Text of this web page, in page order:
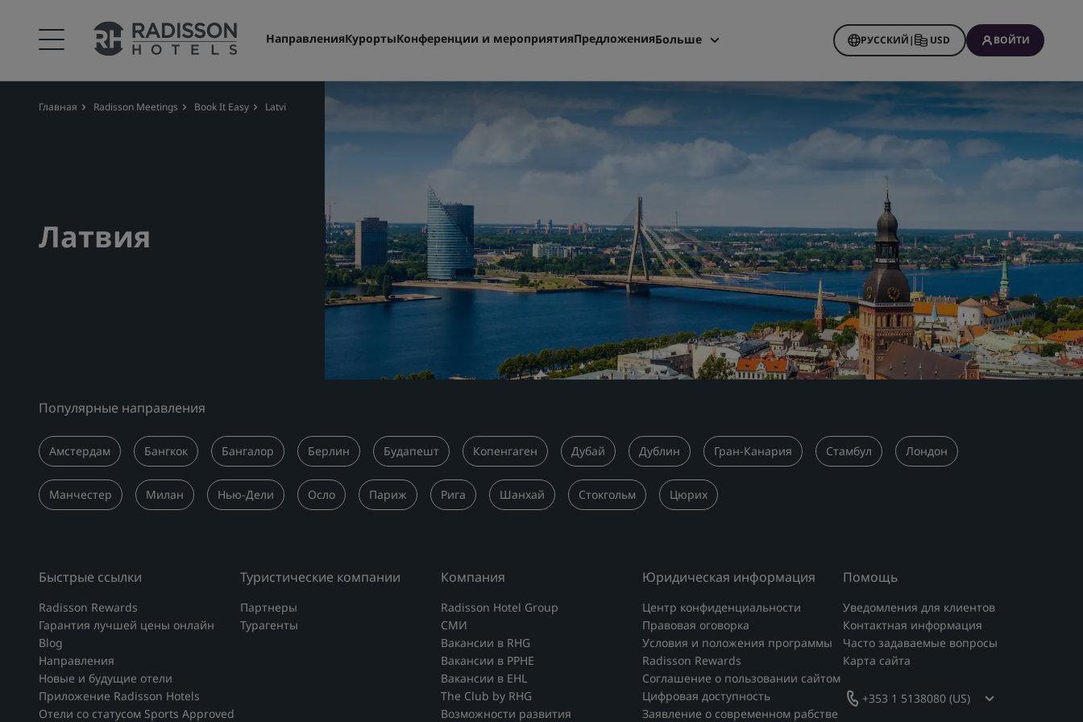
НаправленияКурортыКонференции и мероприятияПредложенияБольше
Radisson Rewards
РУССКИЙ| USD ВОЙТИ
Главная Radisson Meetings Book It Easy Latvia
Латвия
Популярные направления
Амстердам Бангкок Бангалор Берлин Будапешт Копенгаген Дубай Дублин Гран-Канария Стамбул Лондон
Манчестер Милан Нью-Дели Осло Париж Рига Шанхай Стокгольм Цюрих
Быстрые ссылки
Radisson Rewards
Гарантия лучшей цены онлайн
Blog
Направления
Новые и будущие отели
Приложение Radisson Hotels
Отели со статусом Sports Approved
Туристические компании
Партнеры
Турагенты
Компания
Radisson Hotel Group
СМИ
Вакансии в RHG
Вакансии в PPHE
Вакансии в EHL
The Club by RHG
Возможности развития
Юридическая информация
Центр конфиденциальности
Правовая оговорка
Условия и положения программы
Radisson Rewards
Соглашение о пользовании сайтом
Цифровая доступность
Заявление о современном рабстве
Помощь
Уведомления для клиентов
Контактная информация
Часто задаваемые вопросы
Карта сайта
+353 1 5138080 (US)